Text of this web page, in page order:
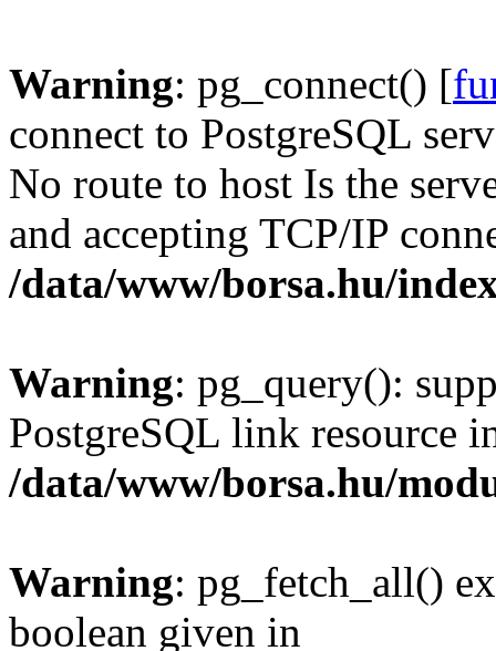
Warning: pg_connect() [
connect to PostgreSQL
No route to host Is the
and accepting TCP/IP
/data/www/borsa.hu/
Warning: pg_query():
PostgreSQL link resource
/data/www/borsa.hu/
Warning: pg_fetch_all()
boolean given in